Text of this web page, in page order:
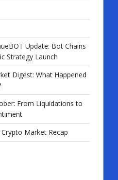
Update: Bot Chains
Strategy Launch
Digest: What Happened
From Liquidations to
Market Recap